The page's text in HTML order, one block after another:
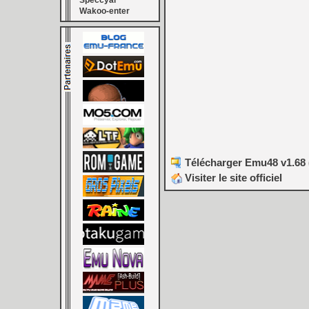
Wakoo-enter
Télécharger Emu48 v1.68
Visiter le site officiel